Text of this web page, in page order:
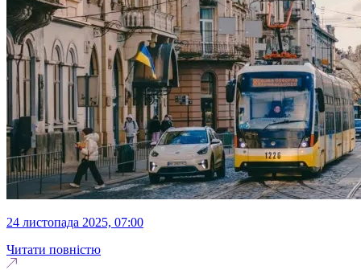
24 листопада 2025, 07:00
Читати повністю